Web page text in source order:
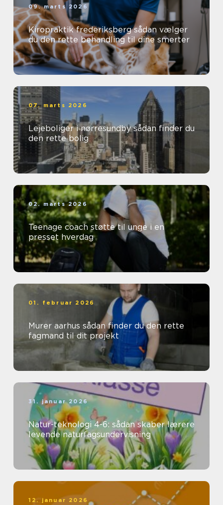
09. marts 2026
Kiropraktik frederiksberg sådan vælger
du den rette behandling til dine smerter
07. marts 2026
Lejeboliger i nørresundby sådan finder du
den rette bolig
02. marts 2026
Teenage coach støtte til unge i en
presset hverdag
01. februar 2026
Murer aarhus sådan finder du den rette
fagmand til dit projekt
31. januar 2026
Natur-teknologi 4-6: sådan skaber lærere
levende naturfagsundervisning
12. januar 2026